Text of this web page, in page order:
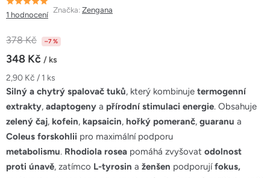
Průměrné
hodnocení
produktu
5,0
z
5
hvězdiček.
1 hodnocení
Značka: Zengana
378 Kč –7 %
348 Kč / ks
Měrná
cena:
2,90 Kč / 1 ks
Silný a chytrý spalovač tuků, který kombinuje termogenní
extrakty, adaptogeny a přírodní stimulaci energie. Obsahuje
zelený čaj, kofein, kapsaicin, hořký pomeranč, guaranu a
Coleus forskohlii pro maximální podporu
metabolismu. Rhodiola rosea pomáhá zvyšovat odolnost
proti únavě, zatímco L-tyrosin a ženšen podporujífokus,